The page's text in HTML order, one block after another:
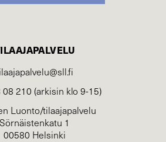
08 210 (arkisin klo 9-15)
Luonto/tilaajapalvelu
Sörnäistenkatu 1
00580 Helsinki